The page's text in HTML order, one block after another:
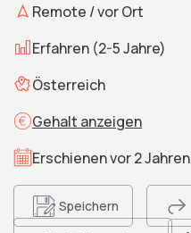
Remote / vor Ort
Erfahren (2-5 Jahre)
Österreich
Gehalt anzeigen
Erschienen vor 2 Jahren
Speichern